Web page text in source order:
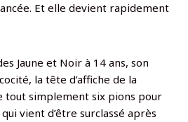
Et elle devient rapidement
Jaune et Noir à 14 ans, son
la tête d’affiche de la
tout simplement six pions pour
vient d’être surclassé après